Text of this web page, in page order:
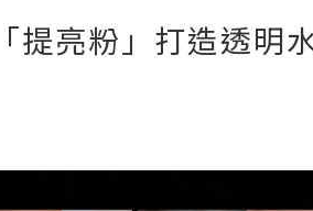
提亮粉」打造透明